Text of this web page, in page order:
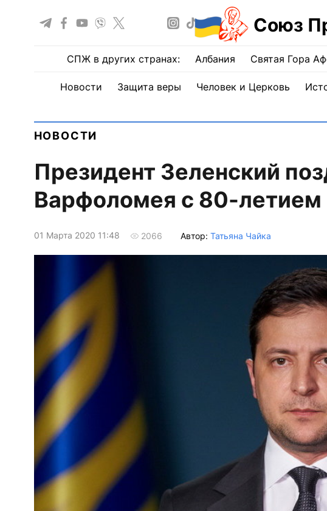
Союз
СПЖ в других странах: Албания Святая Гора
Новости Защита веры Человек и Церковь
НОВОСТИ
Президент Зеленский
Варфоломея с 80-летием
01 Марта 2020 11:48 2066 Автор: Татьяна Чайка